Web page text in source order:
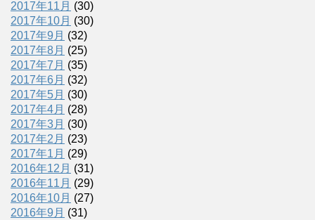
2017年11月 (30)
2017年10月 (30)
2017年9月 (32)
2017年8月 (25)
2017年7月 (35)
2017年6月 (32)
2017年5月 (30)
2017年4月 (28)
2017年3月 (30)
2017年2月 (23)
2017年1月 (29)
2016年12月 (31)
2016年11月 (29)
2016年10月 (27)
2016年9月 (31)